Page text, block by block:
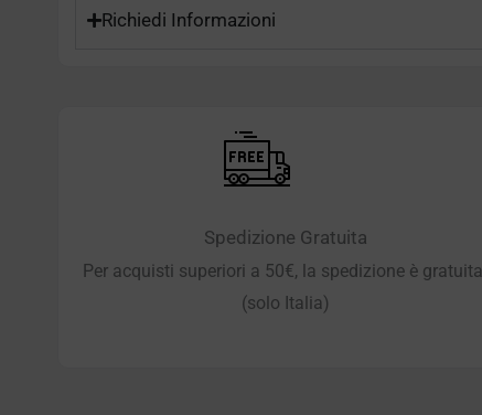
Richiedi Informazioni
Spedizione Gratuita
Per acquisti superiori a 50€, la spedizione è gratuita.
(solo Italia)